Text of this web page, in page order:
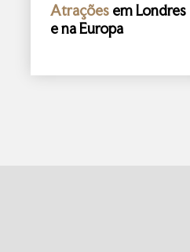
Atraçõesem Londres
e na Europa